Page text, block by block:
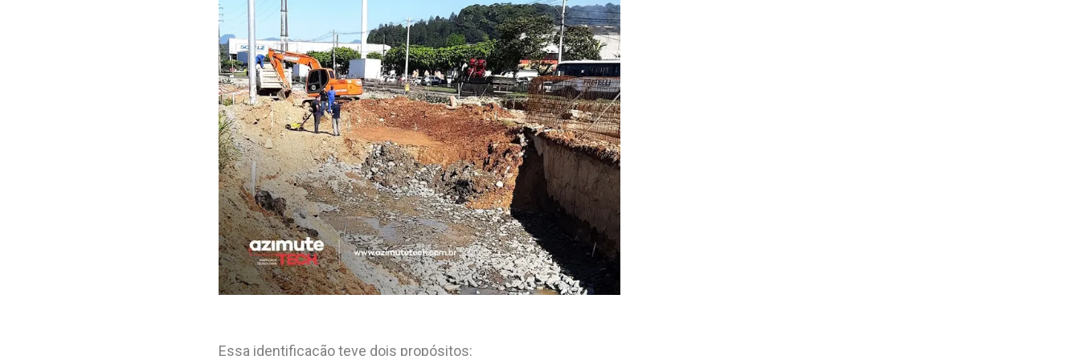
Essa identificação teve dois propósitos: